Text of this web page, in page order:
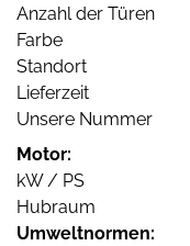
Anzahl der Türen
Farbe
Standort
Lieferzeit
Unsere Nummer
Motor:
kW / PS
Hubraum
Umweltnormen: